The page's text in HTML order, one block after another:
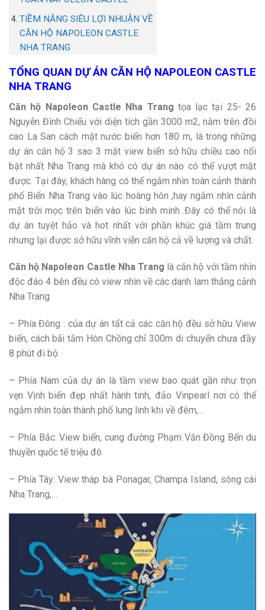
TIỀM NĂNG SIÊU LỢI NHUẬN VỀ
CĂN HỘ NAPOLEON CASTLE
NHA TRANG
TỔNG QUAN DỰ ÁN CĂN HỘ NAPOLEON CASTLE
NHA TRANG
Căn hộ Napoleon Castle Nha Trang tọa lạc tại 25- 26
Nguyễn Đình Chiểu với diện tích gần 3000 m2, nằm trên đồi
cao La San cách mặt nước biển hơn 180 m, là trong những
dự án căn hộ 3 sao 3 mặt view biển sở hữu chiều cao nổi
bật nhất Nha Trang mà khó có dự án nào có thể vượt mặt
được. Tại đây, khách hàng có thể ngắm nhìn toàn cảnh thành
phố Biển Nha Trang vào lúc hoàng hôn ,hay ngắm nhìn cảnh
mặt trời mọc trên biển vào lúc bình minh .Đây có thể nói là
dự án tuyệt hảo và hot nhất với phần khúc giá tầm trung
nhưng lại được sở hữu vĩnh viễn căn hộ cả về lượng và chất.
Căn hộ Napoleon Castle Nha Trang là căn hộ với tầm nhìn
độc đáo 4 bên đều có view nhìn về các danh lam thắng cảnh
Nha Trang
– Phía Đông : của dự án tất cả các căn hộ đều sở hữu View
biển, cách bãi tắm Hòn Chồng chỉ 300m di chuyển chưa đầy
8 phút đi bộ
– Phía Nam của dự án là tầm view bao quát gần như trọn
vẹn Vịnh biển đẹp nhất hành tinh, đảo Vinpearl nơi có thể
ngắm nhìn toàn thành phố lung linh khi về đêm,…
– Phía Bắc: View biển, cung đường Phạm Văn Đồng Bến du
thuyền quốc tế triệu đô.
– Phía Tây: View tháp bà Ponagar, Champa Island, sông cái
Nha Trang,…